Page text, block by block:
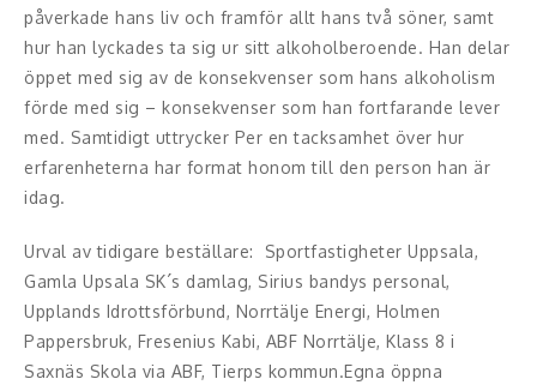
Underhållning
Affärsnytta
Effektivitet, framgång
Försäljning, marknadsföring, service,
kundfokus
Förändring, organisation,
organisationsutveckling
påverkade hans liv och framför allt hans två söner, samt
hur han lyckades ta sig ur sitt alkoholberoende. Han delar
öppet med sig av de konsekvenser som hans alkoholism
förde med sig – konsekvenser som han fortfarande lever
med. Samtidigt uttrycker Per en tacksamhet över hur
erfarenheterna har format honom till den person han är
idag.
Urval av tidigare beställare: Sportfastigheter Uppsala,
Gamla Upsala SK´s damlag, Sirius bandys personal,
Upplands Idrottsförbund, Norrtälje Energi, Holmen
Pappersbruk, Fresenius Kabi, ABF Norrtälje, Klass 8 i
Saxnäs Skola via ABF, Tierps kommun.Egna öppna